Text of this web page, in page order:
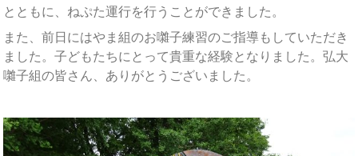
とともに、ねぷた運行を行うことができました。
また、前日にはやま組のお囃子練習のご指導もしていただき
ました。子どもたちにとって貴重な経験となりました。弘大
囃子組の皆さん、ありがとうございました。